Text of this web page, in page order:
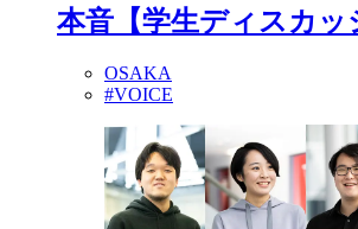
本音【学生ディスカッ
OSAKA
#VOICE